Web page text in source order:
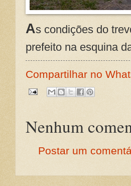
As condições do
prefeito na esquina
Compartilhar no
Nenhum
Postar um